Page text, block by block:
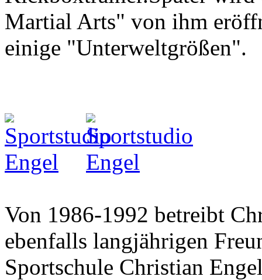
Martial Arts" von ihm
einige "Unterweltgrößen".
Von 1986-1992 betreibt
ebenfalls langjährigen
Sportschule Christian